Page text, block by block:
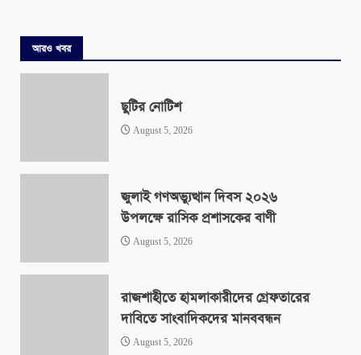
আরও খবর
ছুটির নোটিশ
August 5, 2026
জুলাই গণঅভ্যুত্থান দিবস ২০২৬
উপলক্ষে রাসিক প্রশাসকের বাণী
August 5, 2026
রাজশাহীতে হামলাকারীদের গ্রেফতারের
দাবিতে সাংবাদিকদের মানববন্ধন
August 5, 2026